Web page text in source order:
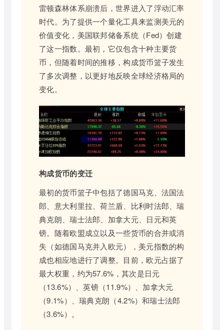
雷顿森林体系崩溃后，世界进入了浮动汇率
时代。为了提供一个量化工具来监测美元的
价值变化，美国联邦储备系统（Fed）创建
了这一指数。最初，它仅包含十种主要货
币，但随着时间的推移，构成货币篮子发生
了多次调整，以更好地反映全球经济格局的
变化。
构成货币的变迁
最初的货币篮子中包括了德国马克、法国法
郎、意大利里拉、荷兰盾、比利时法郎、瑞
典克朗、瑞士法郎、加拿大元、日元和英
镑。随着欧盟成立以及一些货币的合并或消
失（如德国马克并入欧元），美元指数的构
成也相应地进行了调整。目前，欧元占据了
最大权重，约为57.6%，其次是日元
（13.6%）、英镑（11.9%）、加拿大元
（9.1%）、瑞典克朗（4.2%）和瑞士法郎
（3.6%）。